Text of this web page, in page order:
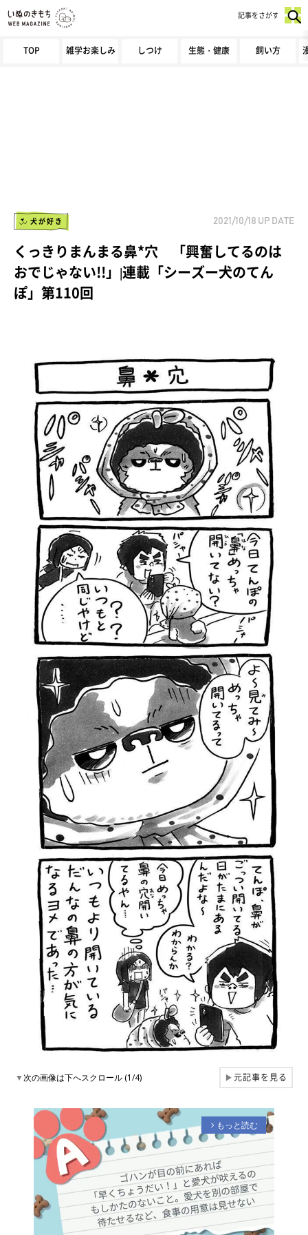
TOP 雑学お楽しみ しつけ 生態・健康 飼い方
記事をさがす
犬が好き 2021/10/18 UP DATE
くっきりまんまる鼻*穴 「興奮してるのは
おでじゃない!!」|連載「シーズー犬のてん
ぽ」第110回
▼次の画像は下へスクロール (1/4) ▶元記事を見る
arrow_forward_ios もっと読む